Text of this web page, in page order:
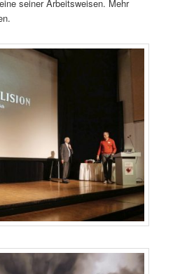
seiner Arbeitsweisen. Mehr